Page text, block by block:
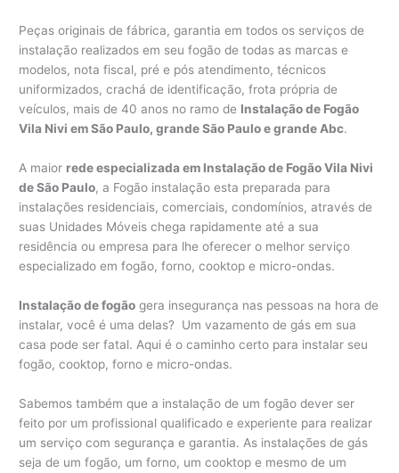
Peças originais de fábrica, garantia em todos os serviços de
instalação realizados em seu fogão de todas as marcas e
modelos, nota fiscal, pré e pós atendimento, técnicos
uniformizados, crachá de identificação, frota própria de
veículos, mais de 40 anos no ramo de Instalação de Fogão
Vila Nivi em São Paulo, grande São Paulo e grande Abc.
A maior rede especializada em Instalação de Fogão Vila Nivi
de São Paulo, a Fogão instalação esta preparada para
instalações residenciais, comerciais, condomínios, através de
suas Unidades Móveis chega rapidamente até a sua
residência ou empresa para lhe oferecer o melhor serviço
especializado em fogão, forno, cooktop e micro-ondas.
Instalação de fogão gera insegurança nas pessoas na hora de
instalar, você é uma delas? Um vazamento de gás em sua
casa pode ser fatal. Aqui é o caminho certo para instalar seu
fogão, cooktop, forno e micro-ondas.
Sabemos também que a instalação de um fogão dever ser
feito por um profissional qualificado e experiente para realizar
um serviço com segurança e garantia. As instalações de gás
seja de um fogão, um forno, um cooktop e mesmo de um